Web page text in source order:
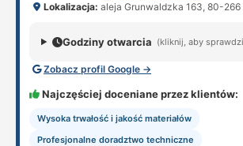
Lokalizacja: aleja Grunwaldzka 163, 80-266
Godziny otwarcia (kliknij, aby
Zobacz profil Google →
Najczęściej doceniane przez klientów:
Wysoka trwałość i jakość materiałów
Profesjonalne doradztwo techniczne